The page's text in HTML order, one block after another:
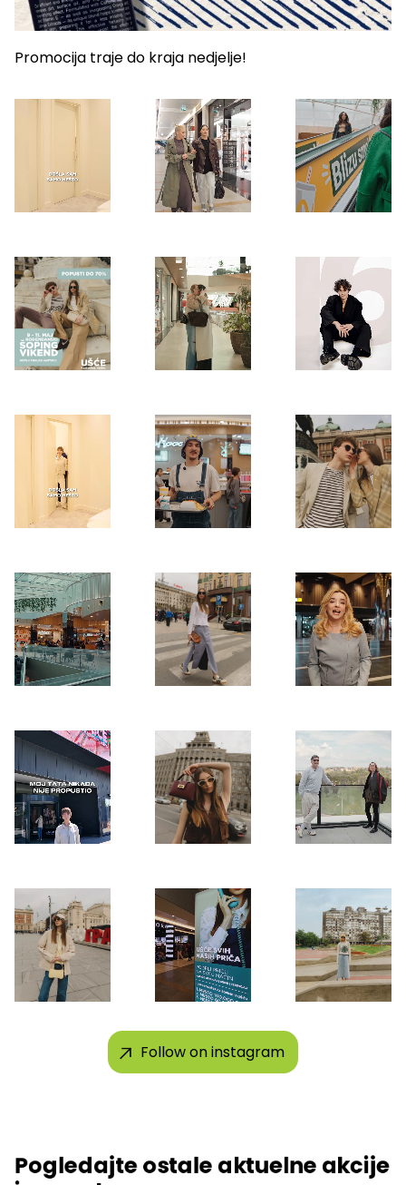
Follow on instagram
Promocija traje do kraja nedjelje!
Pogledajte ostale aktuelne akcije